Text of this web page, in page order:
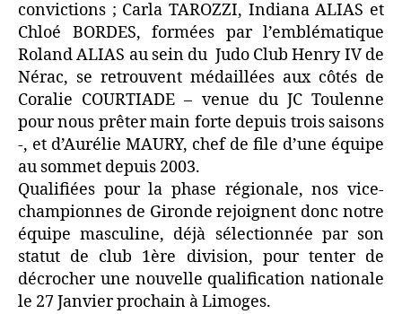
convictions ; Carla TAROZZI, Indiana ALIAS et
Chloé BORDES, formées par l’emblématique
Roland ALIAS au sein du Judo Club Henry IV de
Nérac, se retrouvent médaillées aux côtés de
Coralie COURTIADE – venue du JC Toulenne
pour nous prêter main forte depuis trois saisons
-, et d’Aurélie MAURY, chef de file d’une équipe
au sommet depuis 2003.
Qualifiées pour la phase régionale, nos vice-
championnes de Gironde rejoignent donc notre
équipe masculine, déjà sélectionnée par son
statut de club 1ère division, pour tenter de
décrocher une nouvelle qualification nationale
le 27 Janvier prochain à Limoges.